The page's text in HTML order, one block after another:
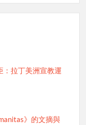
：拉丁美洲宣教運
》的文摘與